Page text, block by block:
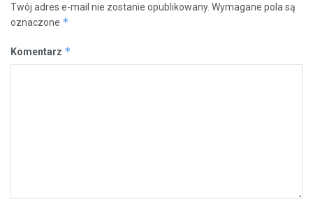
Twój adres e-mail nie zostanie opublikowany. Wymagane pola są
oznaczone *
Komentarz *